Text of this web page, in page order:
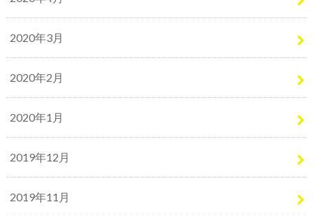
2020年3月
2020年2月
2020年1月
2019年12月
2019年11月